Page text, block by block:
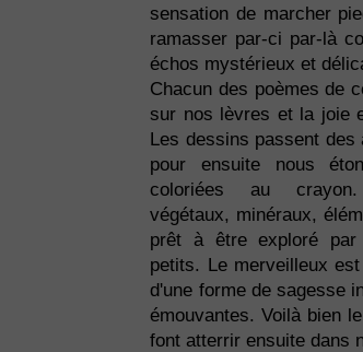
sensation de marcher
ramasser par-ci par-là
échos mystérieux et
Chacun des poèmes de
sur nos lèvres et la joie
Les dessins passent des
pour ensuite nous
coloriées au
végétaux, minéraux,
prêt à être exploré
petits. Le merveilleux
d'une forme de sagesse
émouvantes. Voilà bien
font atterrir ensuite dans